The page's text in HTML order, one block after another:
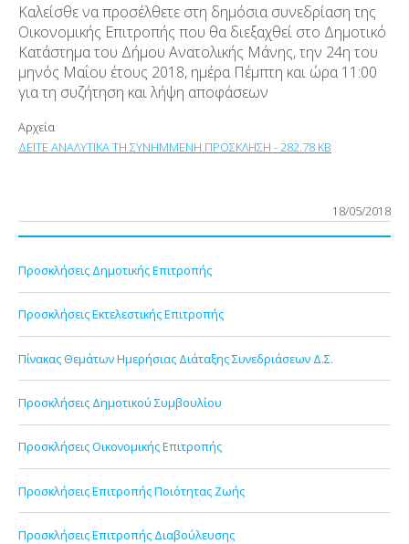
Καλείσθε να προσέλθετε στη δημόσια συνεδρίαση της
Οικονομικής Επιτροπής που θα διεξαχθεί στο Δημοτικό
Κατάστημα του Δήμου Ανατολικής Μάνης, την 24η του
μηνός Μαΐου έτους 2018, ημέρα Πέμπτη και ώρα 11:00
για τη συζήτηση και λήψη αποφάσεων
Αρχεία
ΔΕΙΤΕ ΑΝΑΛΥΤΙΚΑ ΤΗ ΣΥΝΗΜΜΕΝΗ ΠΡΟΣΚΛΗΣΗ - 282.78 KB
18/05/2018
Προσκλήσεις Δημοτικής Επιτροπής
Προσκλήσεις Εκτελεστικής Επιτροπής
Πίνακας Θεμάτων Ημερήσιας Διάταξης Συνεδριάσεων Δ.Σ.
Προσκλήσεις Δημοτικού Συμβουλίου
Προσκλήσεις Οικονομικής Επιτροπής
Προσκλήσεις Επιτροπής Ποιότητας Ζωής
Προσκλήσεις Επιτροπής Διαβούλευσης